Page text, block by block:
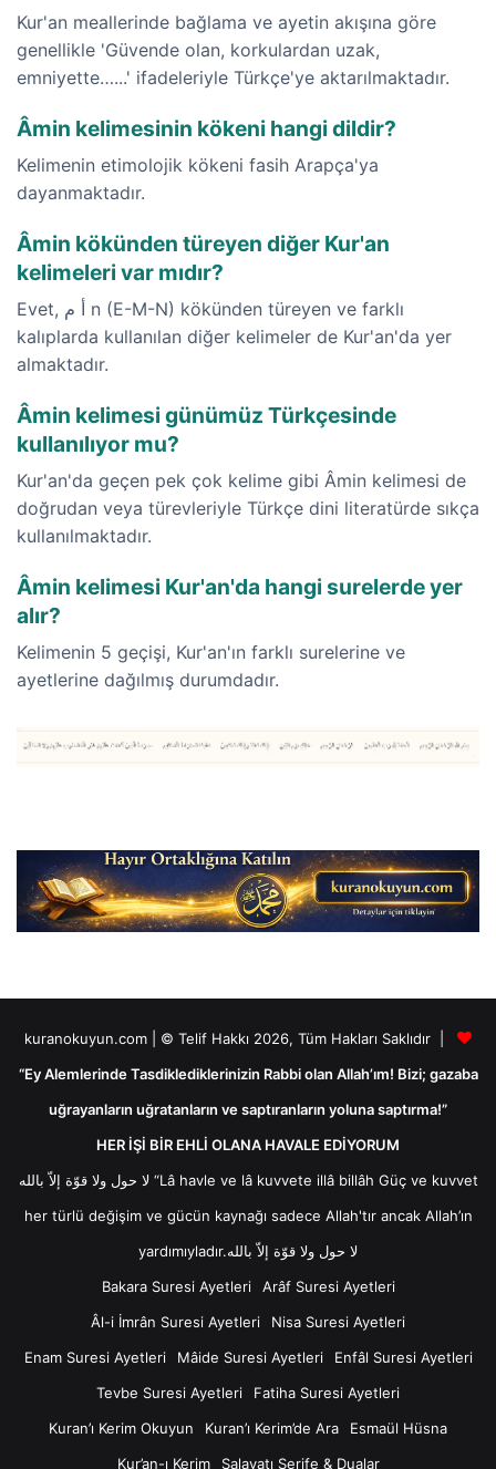
Kur'an meallerinde bağlama ve ayetin akışına göre
genellikle 'Güvende olan, korkulardan uzak,
emniyette…...' ifadeleriyle Türkçe'ye aktarılmaktadır.
Âmin kelimesinin kökeni hangi dildir?
Kelimenin etimolojik kökeni fasih Arapça'ya
dayanmaktadır.
Âmin kökünden türeyen diğer Kur'an
kelimeleri var mıdır?
Evet, أ م n (E-M-N) kökünden türeyen ve farklı
kalıplarda kullanılan diğer kelimeler de Kur'an'da yer
almaktadır.
Âmin kelimesi günümüz Türkçesinde
kullanılıyor mu?
Kur'an'da geçen pek çok kelime gibi Âmin kelimesi de
doğrudan veya türevleriyle Türkçe dini literatürde sıkça
kullanılmaktadır.
Âmin kelimesi Kur'an'da hangi surelerde yer
alır?
Kelimenin 5 geçişi, Kur'an'ın farklı surelerine ve
ayetlerine dağılmış durumdadır.
kuranokuyun.com | © Telif Hakkı 2026, Tüm Hakları Saklıdır |
“Ey Alemlerinde Tasdiklediklerinizin Rabbi olan Allah’ım! Bizi; gazaba
uğrayanların uğratanların ve saptıranların yoluna saptırma!”
HER İŞİ BİR EHLİ OLANA HAVALE EDİYORUM
لا حول ولا قوّة إلاّ بالله “Lâ havle ve lâ kuvvete illâ billâh Güç ve kuvvet
her türlü değişim ve gücün kaynağı sadece Allah'tır ancak Allah’ın
yardımıyladır.لا حول ولا قوّة إلاّ بالله
Bakara Suresi Ayetleri
Arâf Suresi Ayetleri
Âl-i İmrân Suresi Ayetleri
Nisa Suresi Ayetleri
Enam Suresi Ayetleri
Mâide Suresi Ayetleri
Enfâl Suresi Ayetleri
Tevbe Suresi Ayetleri
Fatiha Suresi Ayetleri
Kuran’ı Kerim Okuyun
Kuran’ı Kerim’de Ara
Esmaül Hüsna
Kur’an-ı Kerim
Salavatı Şerife & Dualar